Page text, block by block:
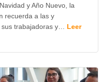
y Año Nuevo, la
recuerda a las y
sus trabajadoras y… Leer